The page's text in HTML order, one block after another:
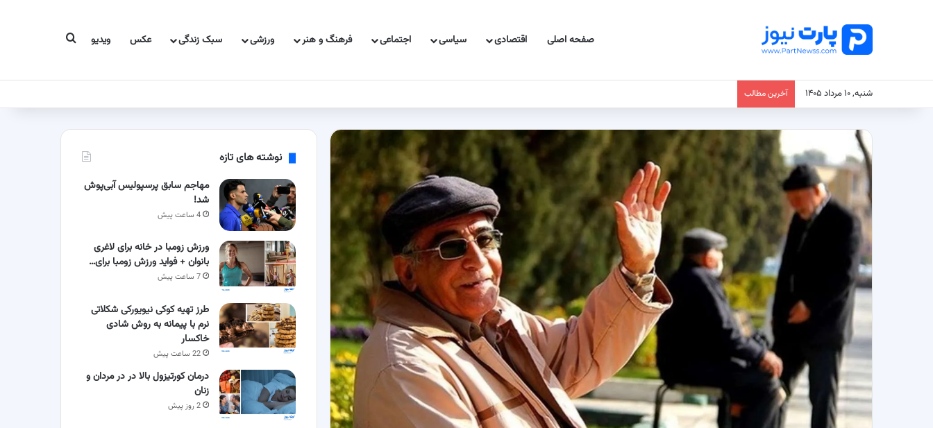
صفحه اصلی اقتصادی سیاسی اجتماعی فرهنگ و هنر ورزشی سبک زندگی عکس ویدیو جستجو برای
شنبه, ۱۰ مرداد ۱۴۰۵ آخرین مطالب
نوشته های تازه
مهاجم سابق پرسپولیس آبی‌پوش
شد!
4 ساعت پیش
ورزش زومبا در خانه برای لاغری
بانوان + فواید ورزش زومبا برای…
7 ساعت پیش
طرز تهیه کوکی نیویورکی شکلاتی
نرم با پیمانه به روش شادی
خاکسار
22 ساعت پیش
درمان کورتیزول بالا در در مردان و
زنان
2 روز پیش